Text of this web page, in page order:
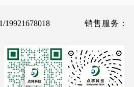
19921678018 销售服务：